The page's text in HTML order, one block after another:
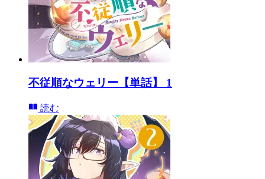
不従順なウェリー【単話】 1
読む